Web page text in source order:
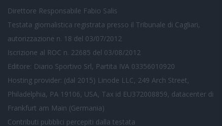
Direttore Responsabile Fabio Salis
Testata giornalistica registrata presso il Tribunale di Cagliari,
autorizzazione n. 18 del 03/07/2012
Iscrizione al ROC n. 22685 del 03/08/2012
Editore: Diario Sportivo Srl, Partita IVA 03356010920
Hosting provider: (dal 2015) Linode LLC, 249 Arch Street,
Philadelphia, PA 19106, USA, Tax id EU372008859, datacenter di
Frankfurt am Main (Germania)
Contributi pubblici percepiti dalla testata